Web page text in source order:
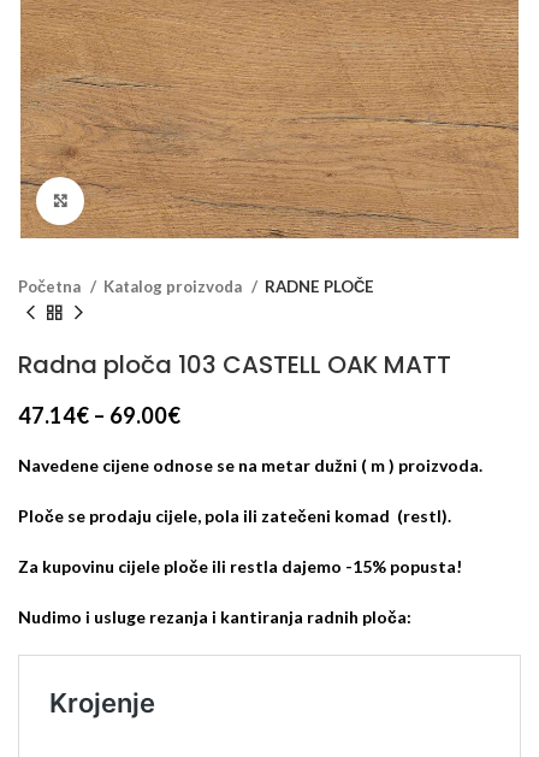
Klikni za veći prikaz
Početna Katalog proizvoda RADNE PLOČE
Radna ploča 103 CASTELL OAK MATT
47.14€ – 69.00€
Navedene cijene odnose se na metar dužni ( m ) proizvoda.
Ploče se prodaju cijele, pola ili zatečeni komad (restl).
Za kupovinu cijele ploče ili restla dajemo -15% popusta!
Nudimo i usluge rezanja i kantiranja radnih ploča: